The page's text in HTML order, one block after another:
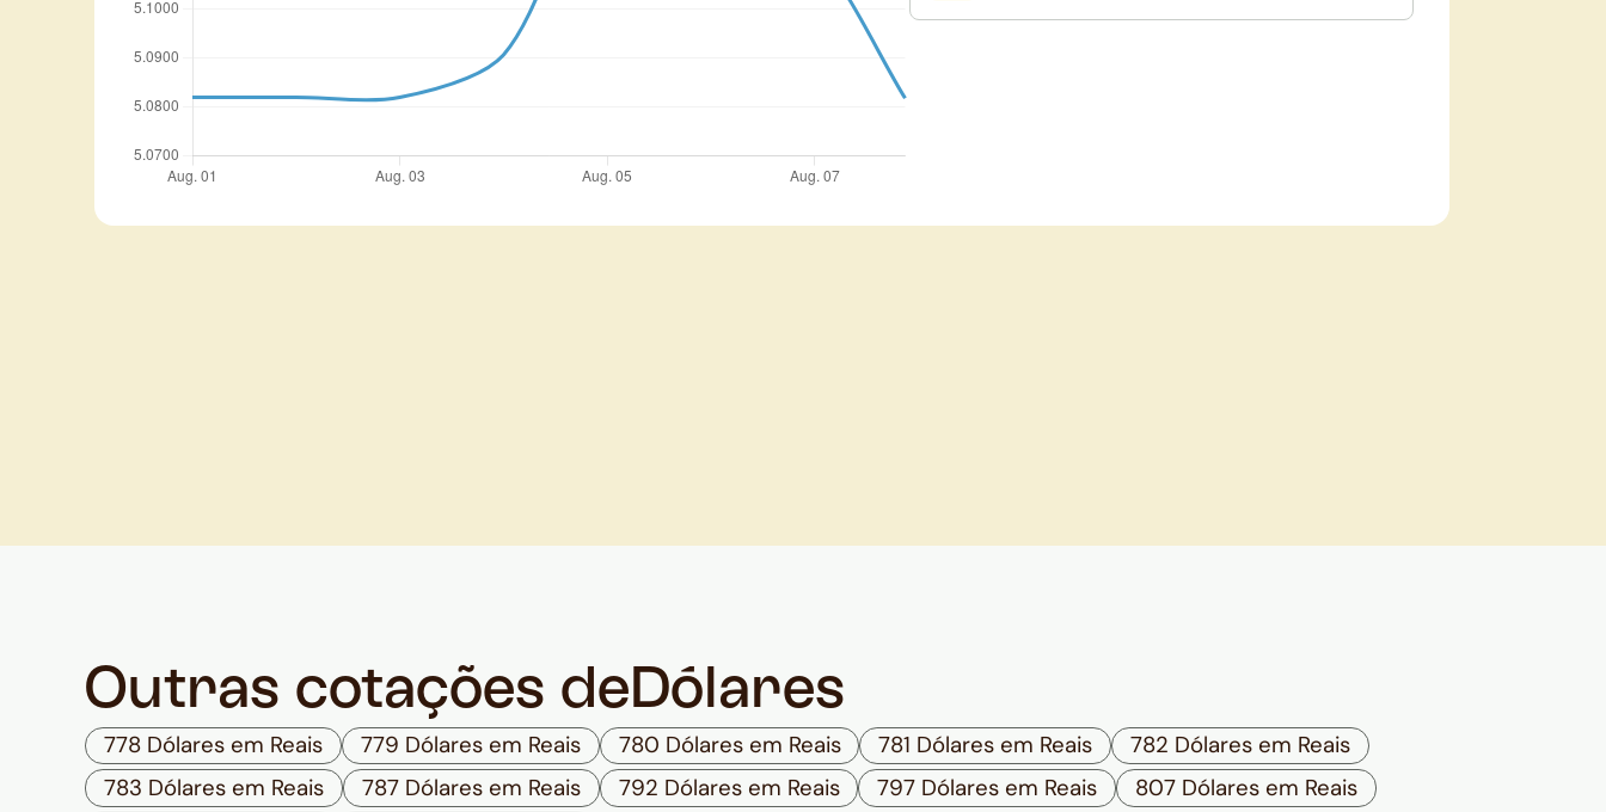
Outras cotações de Dólares
778 Dólares em Reais 779 Dólares em Reais 780 Dólares em Reais 781 Dólares em Reais
782 Dólares em Reais
783 Dólares em Reais
787 Dólares em Reais 792 Dólares em Reais 797 Dólares em Reais
807 Dólares em Reais